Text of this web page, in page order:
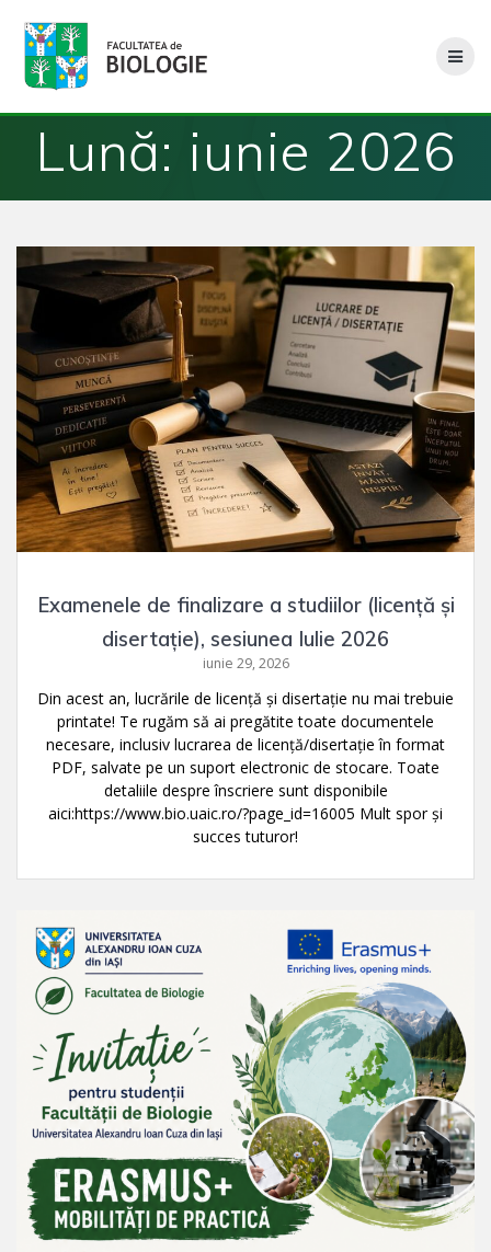
Lună: iunie 2026
Examenele de finalizare a studiilor (licență și
disertație), sesiunea Iulie 2026
iunie 29, 2026
Din acest an, lucrările de licență și disertație nu mai trebuie
printate! Te rugăm să ai pregătite toate documentele
necesare, inclusiv lucrarea de licență/disertație în format
PDF, salvate pe un suport electronic de stocare. Toate
detaliile despre înscriere sunt disponibile
aici:https://www.bio.uaic.ro/?page_id=16005 Mult spor și
succes tuturor!